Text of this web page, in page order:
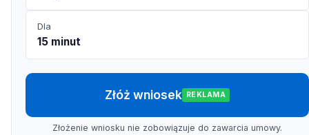
Dla
15 minut
Złóż wniosek REKLAMA
Złożenie wniosku nie zobowiązuje do zawarcia umowy.